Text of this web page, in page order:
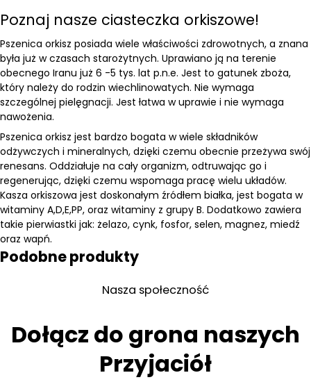
Poznaj nasze ciasteczka orkiszowe!
Pszenica orkisz posiada wiele właściwości zdrowotnych, a znana
była już w czasach starożytnych. Uprawiano ją na terenie
obecnego Iranu już 6 -5 tys. lat p.n.e. Jest to gatunek zboża,
który należy do rodzin wiechlinowatych. Nie wymaga
szczególnej pielęgnacji. Jest łatwa w uprawie i nie wymaga
nawożenia.
Pszenica orkisz jest bardzo bogata w wiele składników
odżywczych i mineralnych, dzięki czemu obecnie przeżywa swój
renesans. Oddziałuje na cały organizm, odtruwając go i
regenerując, dzięki czemu wspomaga pracę wielu układów.
Kasza orkiszowa jest doskonałym źródłem białka, jest bogata w
witaminy A,D,E,PP, oraz witaminy z grupy B. Dodatkowo zawiera
takie pierwiastki jak: żelazo, cynk, fosfor, selen, magnez, miedź
oraz wapń.
Podobne produkty
Nasza społeczność
Dołącz do grona naszych
Przyjaciół